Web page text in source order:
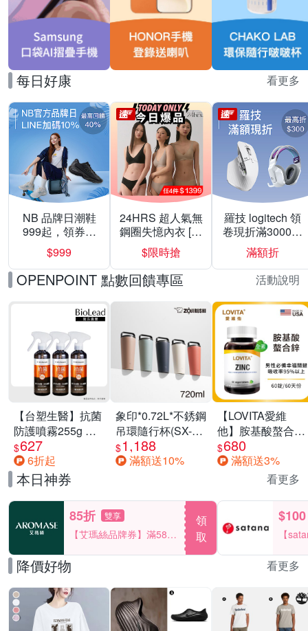
每日好康 看更多
NB 品牌日潮鞋
999起，領券折
上折 最高回饋
40%
$999
24HRS 超人氣無
鋼圈失憶內衣 [熱
銷好評]
$限時搶
羅技 logitech 領
卷現折滿3000折
300
滿額折
OPENPOINT 點數回饋專區 活動說明
【台塑生醫】抗菌
防護噴霧255g 三
入組
$627
6折起
象印*0.72L*不銹鋼
吊環隨行杯(SX-
LA72H)
$1,188
滿額送10%
【LOVITA愛維
他】胺基酸螯合鋅
x2瓶30mg素食錠
(鋅錠)
$680
滿額送3%
本日神券 看更多
85折 雙享
【艾瑪絲品牌券】滿580
享85折！
領
取
$100
【
一件
降價好物 看更多